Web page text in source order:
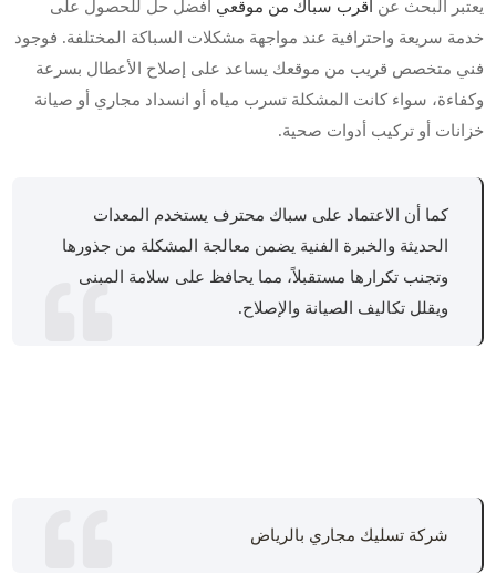
يعتبر البحث عن أقرب سباك من موقعي أفضل حل للحصول على
خدمة سريعة واحترافية عند مواجهة مشكلات السباكة المختلفة. فوجود
فني متخصص قريب من موقعك يساعد على إصلاح الأعطال بسرعة
وكفاءة، سواء كانت المشكلة تسرب مياه أو انسداد مجاري أو صيانة
خزانات أو تركيب أدوات صحية.
كما أن الاعتماد على سباك محترف يستخدم المعدات
الحديثة والخبرة الفنية يضمن معالجة المشكلة من جذورها
وتجنب تكرارها مستقبلاً، مما يحافظ على سلامة المبنى
ويقلل تكاليف الصيانة والإصلاح.
شركة تسليك مجاري بالرياض